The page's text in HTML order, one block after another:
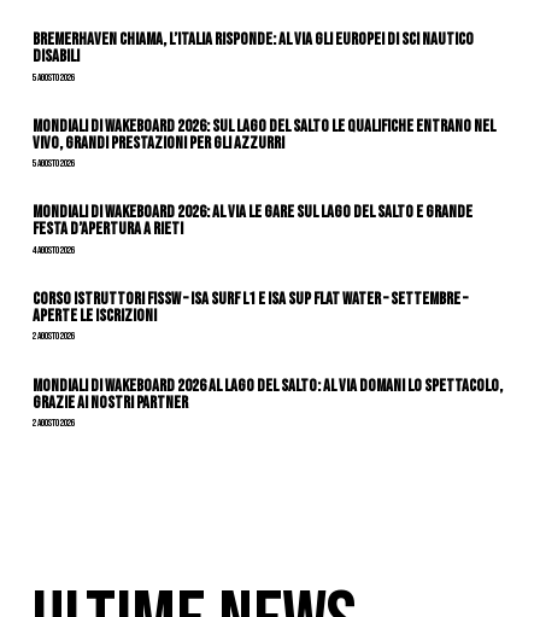
Bremerhaven chiama, l’Italia risponde: al via gli Europei di Sci Nautico
Disabili
5 Agosto 2026
Mondiali di Wakeboard 2026: sul Lago del Salto le qualifiche entrano nel
vivo, grandi prestazioni per gli azzurri
5 Agosto 2026
Mondiali di Wakeboard 2026: al via le gare sul Lago del Salto e grande
festa d’apertura a Rieti
4 Agosto 2026
CORSO ISTRUTTORI FISSW – ISA SURF L1 e ISA SUP Flat Water – SETTEMBRE –
APERTE LE ISCRIZIONI
2 Agosto 2026
Mondiali di Wakeboard 2026 al Lago del Salto: al via domani lo spettacolo,
grazie ai nostri Partner
2 Agosto 2026